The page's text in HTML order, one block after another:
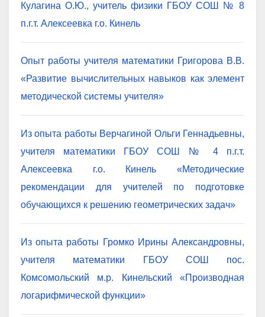
Кулагина О.Ю., учитель физики ГБОУ СОШ № 8
п.г.т. Алексеевка г.о. Кинель
Опыт работы учителя математики Григорова В.В.
«Развитие вычислительных навыков как элемент
методической системы учителя»
Из опыта работы Верчагиной Ольги Геннадьевны,
учителя математики ГБОУ СОШ № 4 п.г.т.
Алексеевка г.о. Кинель «Методические
рекомендации для учителей по подготовке
обучающихся к решению геометрических задач»
Из опыта работы Громко Ирины Александровны,
учителя математики ГБОУ СОШ пос.
Комсомольский м.р. Кинельский «Производная
логарифмической функции»